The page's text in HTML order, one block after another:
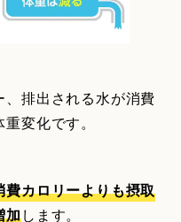
排出される水が消費
変化です。
費カロリーよりも摂取
加します。